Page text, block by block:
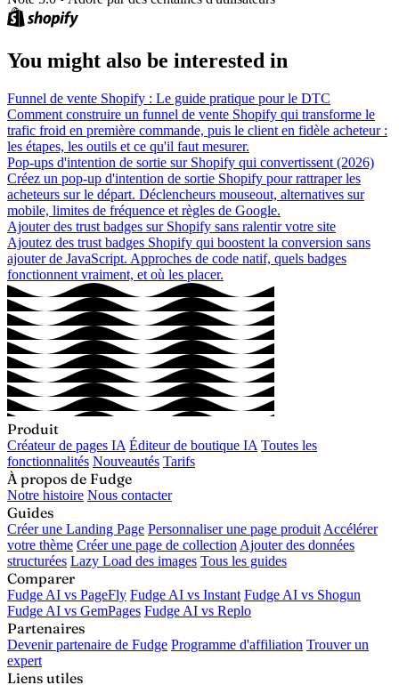
You might also be interested in
Funnel de vente Shopify : Le guide pratique pour le DTC
Comment construire un funnel de vente Shopify qui transforme le
trafic froid en première commande, puis le client en fidèle acheteur :
les étapes, les outils et ce qu'il faut mesurer.
Pop-ups d'intention de sortie sur Shopify qui convertissent (2026)
Créez un pop-up d'intention de sortie Shopify pour rattraper les
acheteurs sur le départ. Déclencheurs mouseout, alternatives sur
mobile, limites de fréquence et règles de Google.
Ajouter des trust badges sur Shopify sans ralentir votre site
Ajoutez des trust badges Shopify qui boostent la conversion sans
ajouter de JavaScript. Approches de code natif, quels badges
fonctionnent vraiment, et où les placer.
Produit
Créateur de pages IA Éditeur de boutique IA Toutes les
fonctionnalités Nouveautés Tarifs
À propos de Fudge
Notre histoire Nous contacter
Guides
Créer une Landing Page Personnaliser une page produit Accélérer
votre thème Créer une page de collection Ajouter des données
structurées Lazy Load des images Tous les guides
Comparer
Fudge AI vs PageFly Fudge AI vs Instant Fudge AI vs Shogun
Fudge AI vs GemPages Fudge AI vs Replo
Partenaires
Devenir partenaire de Fudge Programme d'affiliation Trouver un
expert
Liens utiles